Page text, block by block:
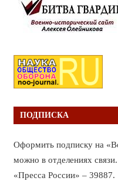
ПОДПИСКА
Оформить подписку на
можно в отделениях
«Пресса России» – 39887.